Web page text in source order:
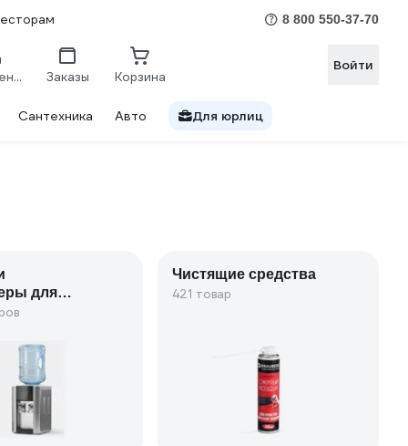
8 800 550-37-70
Сравнение Заказы Корзина
Войти
Сантехника Авто Для юрлиц
для
Чистящие средства
421 товар